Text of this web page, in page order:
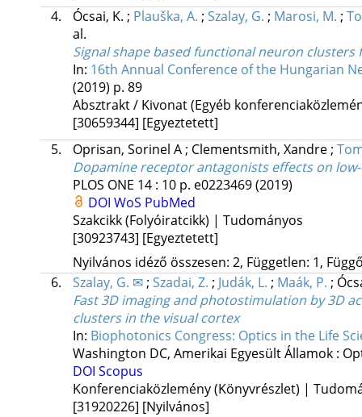
4.
Ócsai, K. ; Plauška, A. ; Szalay, G. ; Marosi, M. ;
al.
Signal shape based functional neuron
In: 16th Annual Conference of the Hungarian
(2019) p. 89
Absztrakt / Kivonat (Egyéb
[30659344] [Egyeztetett]
5.
Oprisan, Sorinel A; Clementsmith, Xandre;
Dopamine receptor antagonists effects on
PLOS ONE 14: 10 p. e0223469(2019)
DOI WoS PubMed
Szakcikk (Folyóiratcikk) | Tudományos
[30923743] [Egyeztetett]
Nyilvános idéző összesen: 2, Független: 1,
6.
Szalay, G. ✉; Szadai, Z. ; Judák, L. ; Maák, P. ;
Fast 3D imaging and photostimulation by 3D
clusters in the visual cortex
In: Biophotonics Congress: Optics in the Life
Washington DC, Amerikai Egyesült Államok :
DOI Scopus
Konferenciaközlemény (Könyvrészlet) |
[31920226] [Nyilvános]